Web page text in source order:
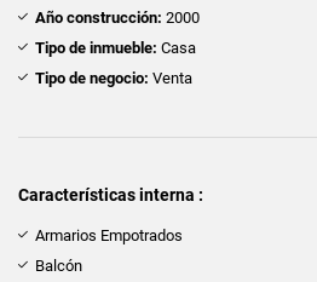
Año construcción: 2000
Tipo de inmueble: Casa
Tipo de negocio: Venta
Características interna :
Armarios Empotrados
Balcón